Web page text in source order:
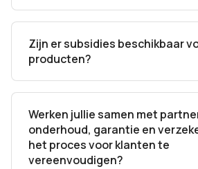
Zijn er subsidies beschikbaar
producten?
Werken jullie samen met
onderhoud, garantie en
het proces voor klanten te
vereenvoudigen?